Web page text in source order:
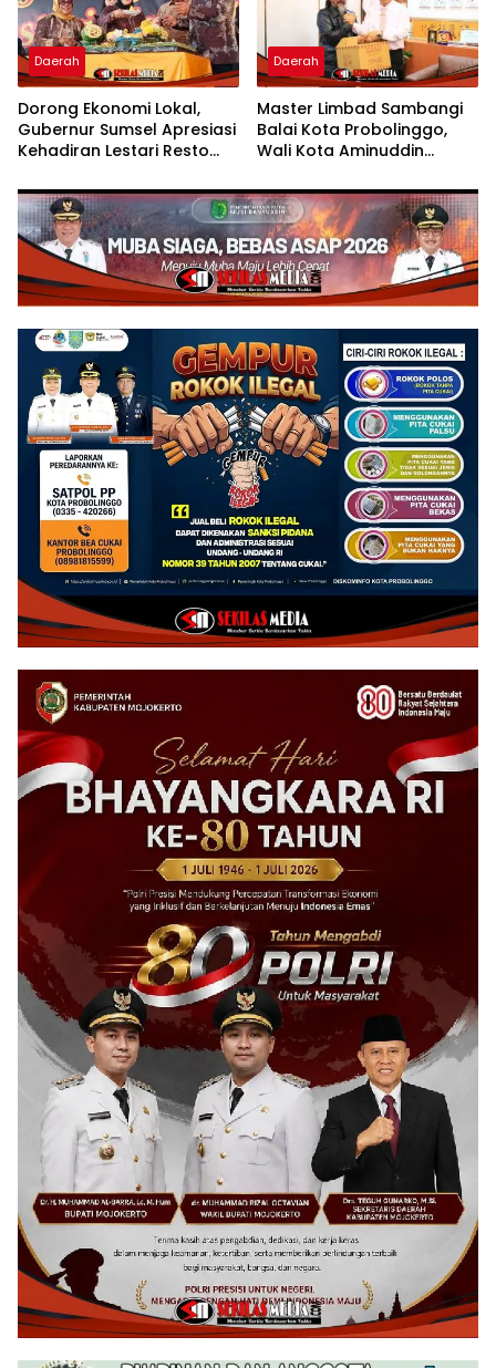
Daerah
Dorong Ekonomi Lokal,
Gubernur Sumsel Apresiasi
Kehadiran Lestari Resto
Opening 50%
Daerah
Master Limbad Sambangi
Balai Kota Probolinggo,
Wali Kota Aminuddin
Silaturahmi